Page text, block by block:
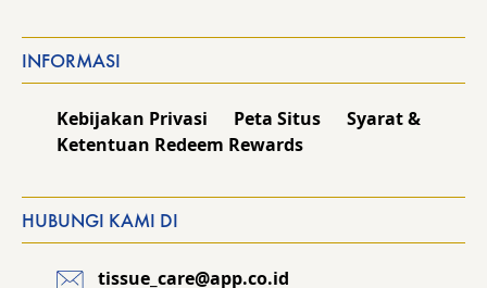
INFORMASI
Kebijakan Privasi Peta Situs
Syarat &
Ketentuan Redeem Rewards
HUBUNGI KAMI DI
tissue_care@app.co.id